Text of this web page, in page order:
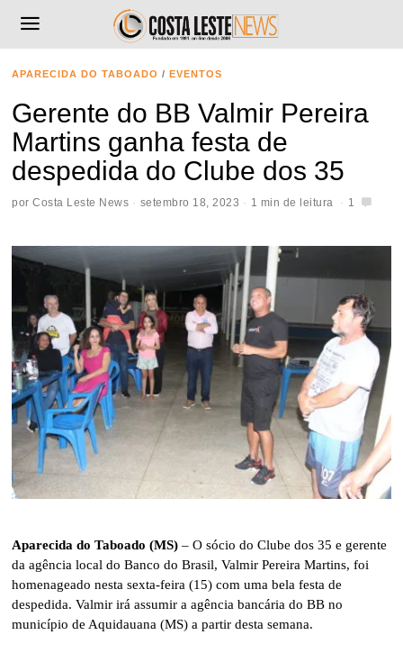
APARECIDA DO TABOADO / EVENTOS
Gerente do BB Valmir Pereira
Martins ganha festa de
despedida do Clube dos 35
porCosta Leste News setembro 18, 2023 1 min de leitura 1
Aparecida do Taboado (MS) – O sócio do Clube dos 35 e gerente
da agência local do Banco do Brasil, Valmir Pereira Martins, foi
homenageado nesta sexta-feira (15) com uma bela festa de
despedida. Valmir irá assumir a agência bancária do BB no
município de Aquidauana (MS) a partir desta semana.